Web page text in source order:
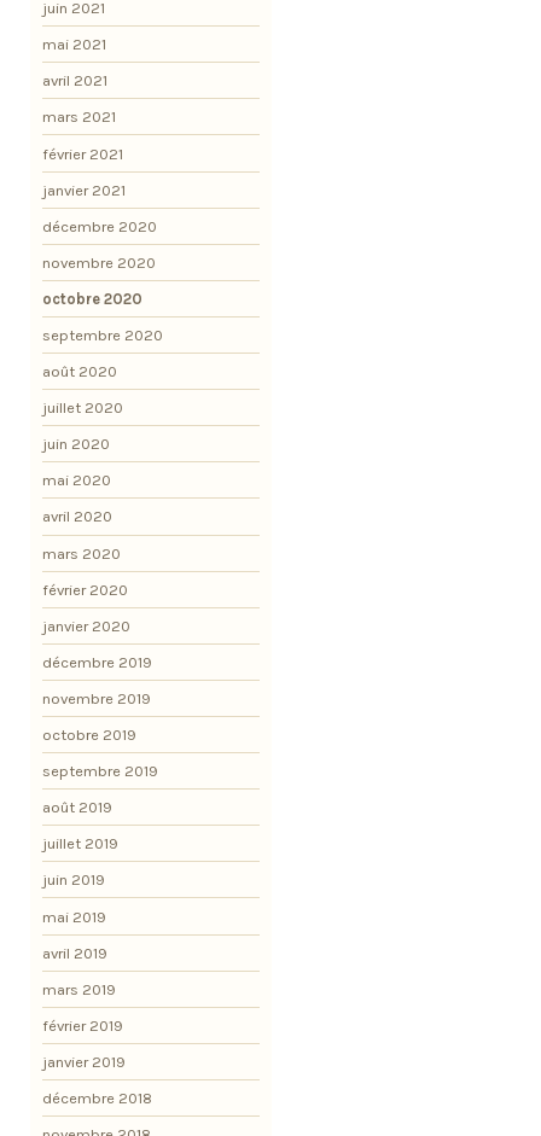
juin 2021
mai 2021
avril 2021
mars 2021
février 2021
janvier 2021
décembre 2020
novembre 2020
octobre 2020
septembre 2020
août 2020
juillet 2020
juin 2020
mai 2020
avril 2020
mars 2020
février 2020
janvier 2020
décembre 2019
novembre 2019
octobre 2019
septembre 2019
août 2019
juillet 2019
juin 2019
mai 2019
avril 2019
mars 2019
février 2019
janvier 2019
décembre 2018